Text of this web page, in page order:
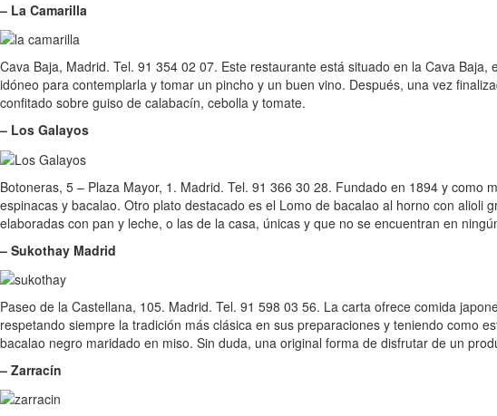
– La Camarilla
Cava Baja, Madrid. Tel. 91 354 02 07. Este restaurante está situado en la Cava
idóneo para contemplarla y tomar un pincho y un buen vino. Después, una vez
confitado sobre guiso de calabacín, cebolla y tomate.
– Los Galayos
Botoneras, 5 – Plaza Mayor, 1. Madrid. Tel. 91 366 30 28. Fundado en 1894 y
espinacas y bacalao. Otro plato destacado es el Lomo de bacalao al horno con
elaboradas con pan y leche, o las de la casa, únicas y que no se encuentran en
– Sukothay Madrid
Paseo de la Castellana, 105. Madrid. Tel. 91 598 03 56. La carta ofrece comida
respetando siempre la tradición más clásica en sus preparaciones y teniendo como
bacalao negro maridado en miso. Sin duda, una original forma de disfrutar de un
– Zarracín